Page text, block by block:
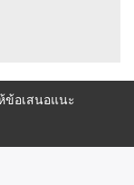
ข้อเสนอแนะ